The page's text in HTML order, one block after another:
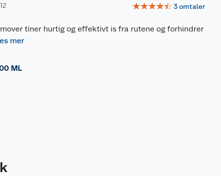
☆☆☆☆☆ 3omtaler
tiner hurtig og effektivt is fra rutene og forhindrer
mer
ML